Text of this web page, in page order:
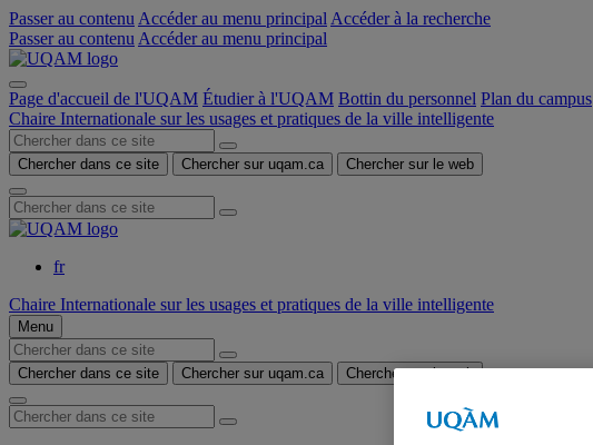
Passer au contenu Accéder au menu principal Accéder à la recherche
Passer au contenu Accéder au menu principal
Page d'accueil de l'UQAM Étudier à l'UQAM Bottin du personnel Plan du campus
Chaire Internationale sur les usages et pratiques de la ville intelligente
Chercher dans ce site Chercher sur uqam.ca Chercher sur le web
fr
Chaire Internationale sur les usages et pratiques de la ville intelligente
Menu
Chercher dans ce site Chercher sur uqam.ca Chercher sur le web